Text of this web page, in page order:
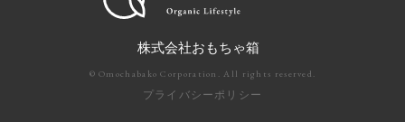
株式会社おもちゃ箱
© Omochabako Corporation. All rights reserved.
プライバシーポリシー